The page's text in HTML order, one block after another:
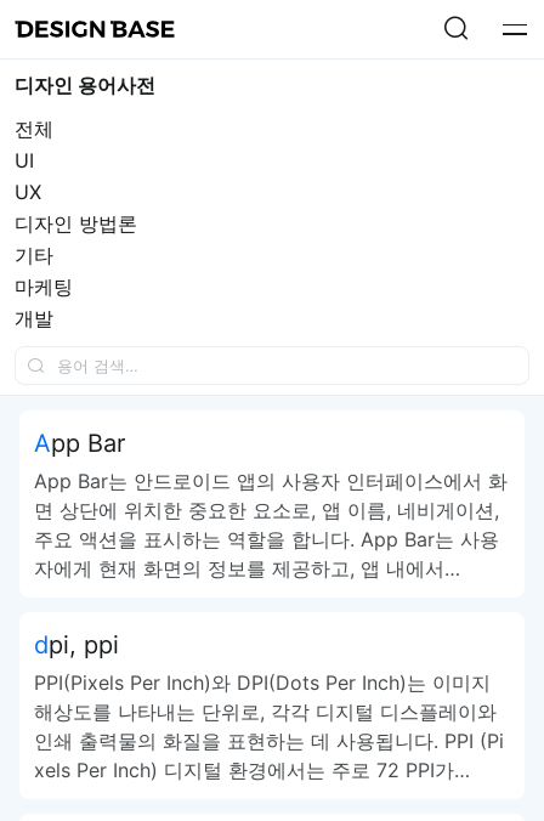
디자인 용어사전
전체
UI
UX
디자인 방법론
기타
마케팅
개발
App Bar
App Bar는 안드로이드 앱의 사용자 인터페이스에서 화
면 상단에 위치한 중요한 요소로, 앱 이름, 네비게이션,
주요 액션을 표시하는 역할을 합니다. App Bar는 사용
자에게 현재 화면의 정보를 제공하고, 앱 내에서…
dpi, ppi
PPI(Pixels Per Inch)와 DPI(Dots Per Inch)는 이미지
해상도를 나타내는 단위로, 각각 디지털 디스플레이와
인쇄 출력물의 화질을 표현하는 데 사용됩니다. PPI (Pi
xels Per Inch) 디지털 환경에서는 주로 72 PPI가…